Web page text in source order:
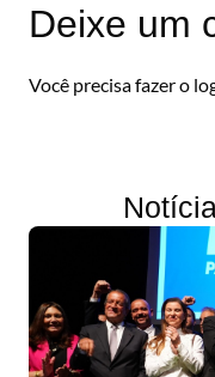
Deixe um
Você precisa fazer o